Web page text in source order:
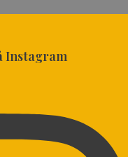
Instagram